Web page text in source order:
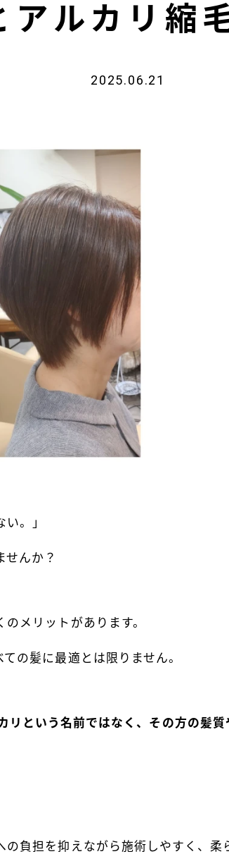
ルカリ縮
2025.06.21
。」
せんか？
メリットがあります。
の髪に最適とは限りません。
リという名前ではなく、その方の髪
の負担を抑えながら施術しやすく、